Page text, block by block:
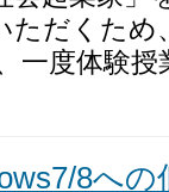
ただくため
一度体験
8へ